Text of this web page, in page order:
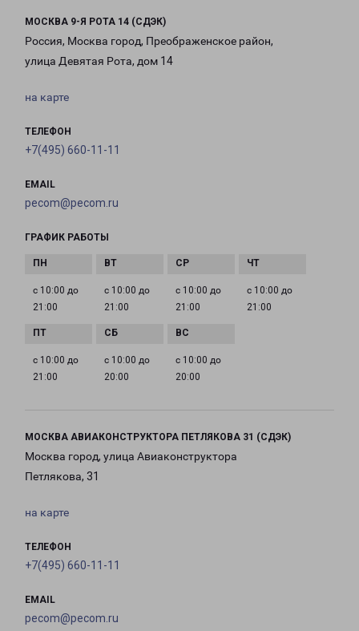
МОСКВА 9-Я РОТА 14 (СДЭК)
Россия, Москва город, Преображенское район,
улица Девятая Рота, дом 14
на карте
ТЕЛЕФОН
+7(495) 660-11-11
EMAIL
pecom@pecom.ru
ГРАФИК РАБОТЫ
с 10:00 до
21:00
с 10:00 до
21:00
с 10:00 до
21:00
с 10:00 до
21:00
с 10:00 до
21:00
с 10:00 до
20:00
с 10:00 до
20:00
МОСКВА АВИАКОНСТРУКТОРА ПЕТЛЯКОВА 31 (СДЭК)
Москва город, улица Авиаконструктора
Петлякова, 31
на карте
ТЕЛЕФОН
+7(495) 660-11-11
EMAIL
pecom@pecom.ru